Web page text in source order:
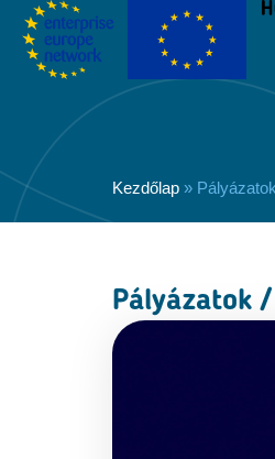
Kezdőlap »
Pályázatok